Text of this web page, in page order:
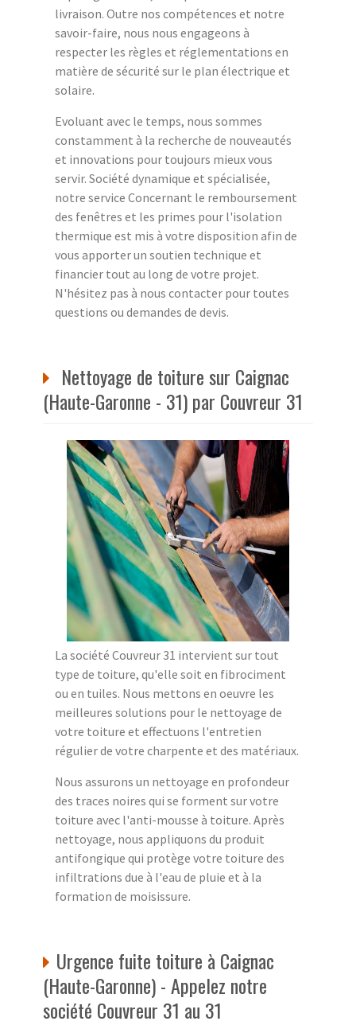
livraison. Outre nos compétences et notre
savoir-faire, nous nous engageons à
respecter les règles et réglementations en
matière de sécurité sur le plan électrique et
solaire.
Evoluant avec le temps, nous sommes
constamment à la recherche de nouveautés
et innovations pour toujours mieux vous
servir. Société dynamique et spécialisée,
notre service Concernant le remboursement
des fenêtres et les primes pour l'isolation
thermique est mis à votre disposition afin de
vous apporter un soutien technique et
financier tout au long de votre projet.
N'hésitez pas à nous contacter pour toutes
questions ou demandes de devis.
Nettoyage de toiture sur Caignac
(Haute-Garonne - 31) par Couvreur 31
La société Couvreur 31 intervient sur tout
type de toiture, qu'elle soit en fibrociment
ou en tuiles. Nous mettons en oeuvre les
meilleures solutions pour le nettoyage de
votre toiture et effectuons l'entretien
régulier de votre charpente et des matériaux.
Nous assurons un nettoyage en profondeur
des traces noires qui se forment sur votre
toiture avec l'anti-mousse à toiture. Après
nettoyage, nous appliquons du produit
antifongique qui protège votre toiture des
infiltrations due à l'eau de pluie et à la
formation de moisissure.
Urgence fuite toiture à Caignac
(Haute-Garonne) - Appelez notre
société Couvreur 31 au 31